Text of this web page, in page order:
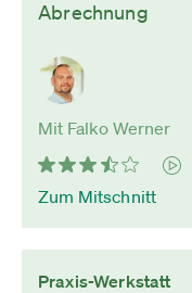
Abrechnung
Mit Falko Werner
Zum Mitschnitt
Praxis-Werkstatt